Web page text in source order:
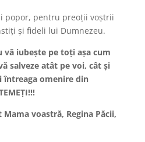
popor, pentru preoţii voştrii
şi fideli lui Dumnezeu.
vă iubeşte pe toţi aşa cum
salveze atât pe voi, cât şi
întreaga omenire din
voastră, Regina Păcii,